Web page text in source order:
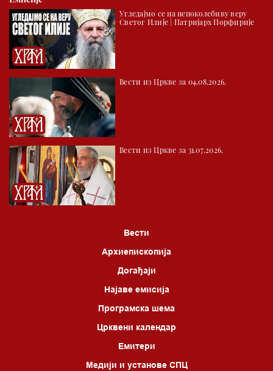
Угледајмо се на непоколебиву веру
Светог Илије | Патријарх Порфирије
Вести из Цркве за 04.08.2026.
Вести из Цркве за 31.07.2026.
Вести
Архиепископија
Догађаји
Најаве емисија
Програмска шема
Црквени календар
Емитери
Медији и установе СПЦ